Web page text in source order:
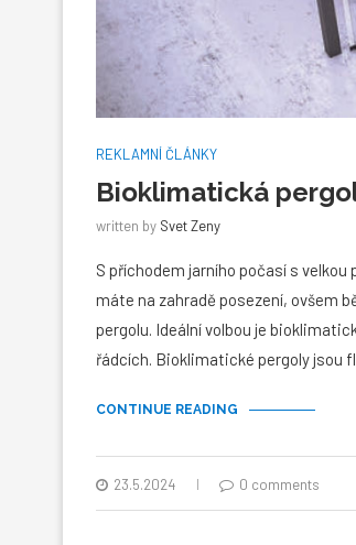
REKLAMNÍ ČLÁNKY
Bioklimatická
written by Svet Zeny
S příchodem jarního počasí s
máte na zahradě posezení, ovšem
pergolu. Ideální volbou je
řádcích. Bioklimatické pergoly jsou
CONTINUE READING
23.5.2024 0 comments